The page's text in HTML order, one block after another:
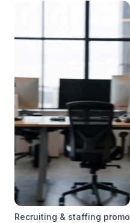
Recruiting & staffing promo